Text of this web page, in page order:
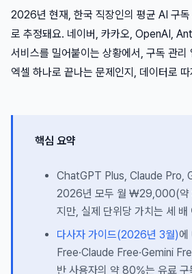
2026년 현재, 한국 직장인의 평균 AI 구
로 추정돼요. 네이버, 카카오, OpenAI,
서비스를 밀어붙이는 상황에서, 구독 관리
엑셀 하나로 끝나는 문제인지, 데이터로
핵심 요약
ChatGPT Plus, Claude Pro,
2026년 모두 월 ₩29,000(약
지만, 실제 단위당 가치는 세 배
다사자 가이드(2026년 3월)에
Free·Claude Free·Gemini
반 사용자의 약 80%는 유료 구